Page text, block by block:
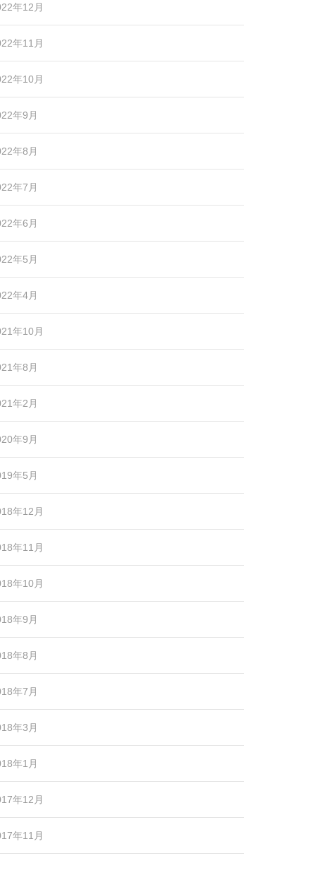
年12月
年11月
年10月
年9月
年8月
年7月
年6月
年5月
年4月
年10月
年8月
年2月
年9月
年5月
年12月
年11月
年10月
年9月
年8月
年7月
年3月
年1月
年12月
年11月